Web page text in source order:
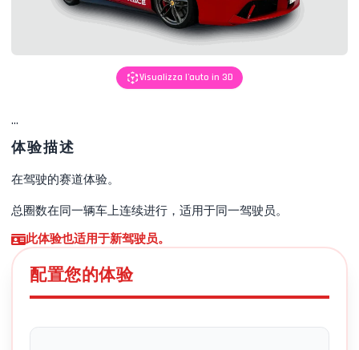
Visualizza l'auto in 3D
...
体验描述
在驾驶的赛道体验。
总圈数在同一辆车上连续进行，适用于同一驾驶员。
此体验也适用于新驾驶员。
配置您的体验